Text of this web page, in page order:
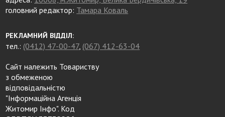
головний редактор: Тамара Коваль
РЕКЛАМНИЙ ВІДДІЛ:
тел.: (0412) 47-00-47, (067) 412-63-04
Сайт належить Товариству
з обмеженою
відповідальністю
"Інформаційна Агенція
Житомир Інфо". Код